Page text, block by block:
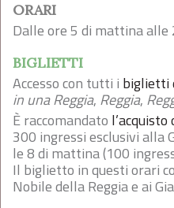
ORARI
Dalle ore 5 di mattina alle
BIGLIETTI
Accesso con tutti i biglietti
in una Reggia, Reggia,
È raccomandato l’acquisto
300 ingressi esclusivi alla
le 8 di mattina (100
Il biglietto in questi orari
Nobile della Reggia e ai